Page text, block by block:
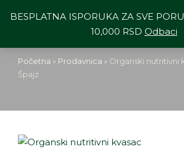
BESPLATNA ISPORUKA ZA SVE
10,000 RSD Odbaci
Početna » Prodavnica » Organski nutritivni
Špajz